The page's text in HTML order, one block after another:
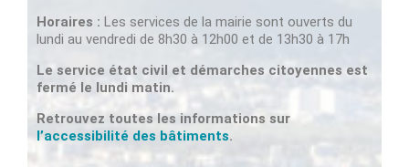
Horaires : Les services de la mairie sont ouverts du
lundi au vendredi de 8h30 à 12h00 et de 13h30 à 17h
Le service état civil et démarches citoyennes est
fermé le lundi matin.
Retrouvez toutes les informations sur
l’accessibilité des bâtiments.